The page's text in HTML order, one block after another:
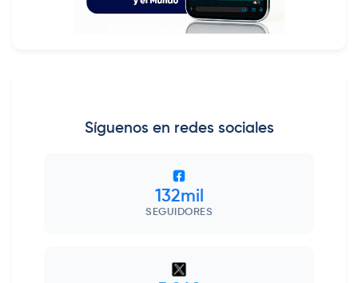
Síguenos en redes sociales
132mil
SEGUIDORES